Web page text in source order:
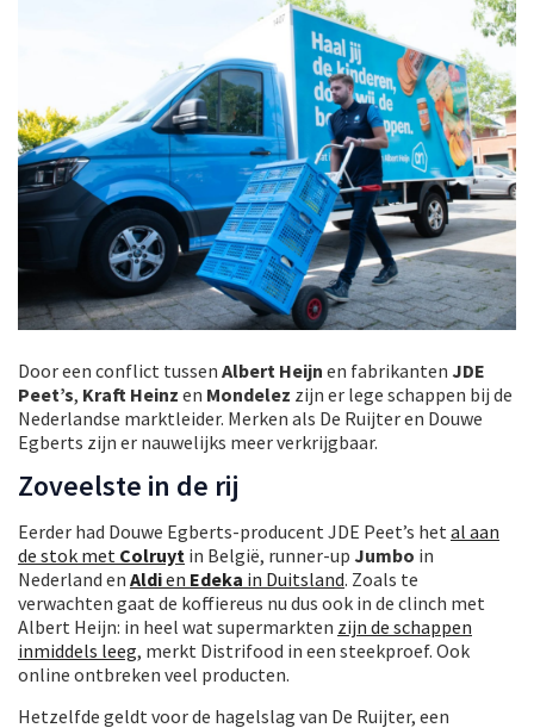
Door een conflict tussen Albert Heijn en fabrikanten JDE
Peet’s, Kraft Heinz en Mondelez zijn er lege schappen bij de
Nederlandse marktleider. Merken als De Ruijter en Douwe
Egberts zijn er nauwelijks meer verkrijgbaar.
Zoveelste in de rij
Eerder had Douwe Egberts-producent JDE Peet’s hetal aan
de stok met Colruyt in België, runner-up Jumbo in
Nederland en Aldien Edeka in Duitsland. Zoals te
verwachten gaat de koffiereus nu dus ook in de clinch met
Albert Heijn: in heel wat supermarkten zijn de schappen
inmiddels leeg, merkt Distrifood in een steekproef. Ook
online ontbreken veel producten.
Hetzelfde geldt voor de hagelslag van De Ruijter, een